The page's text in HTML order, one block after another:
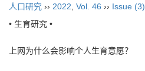
人口研究 ›› 2022 Vol. 46 ›› Issue (3)
• 生育研究 •
上网为什么会影响个人生育意愿？